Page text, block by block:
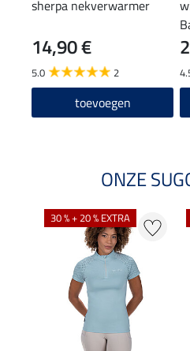
sherpa nekverwarmer
14,90 €
5.0 2
toevoegen
ONZE
30 % + 20 % EXTRA